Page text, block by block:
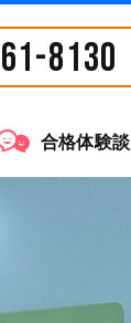
8130
合格体験談